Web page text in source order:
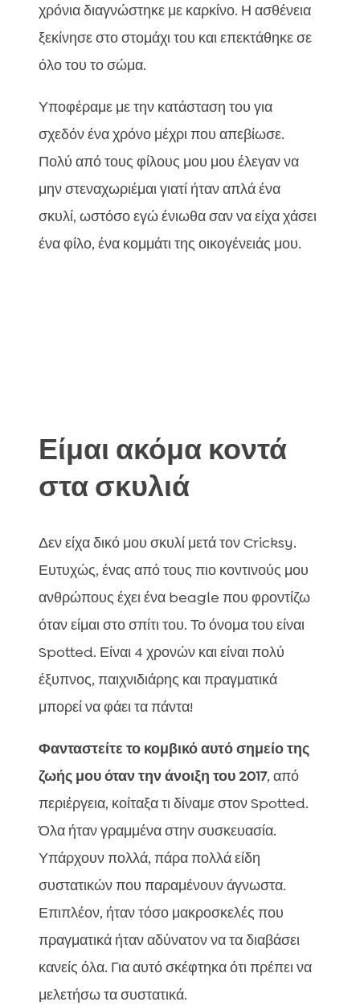
χρόνια διαγνώστηκε με καρκίνο. Η ασθένεια
ξεκίνησε στο στομάχι του και επεκτάθηκε σε
όλο του το σώμα.
Υποφέραμε με την κατάσταση του για
σχεδόν ένα χρόνο μέχρι που απεβίωσε.
Πολύ από τους φίλους μου μου έλεγαν να
μην στεναχωριέμαι γιατί ήταν απλά ένα
σκυλί, ωστόσο εγώ ένιωθα σαν να είχα χάσει
ένα φίλο, ένα κομμάτι της οικογένειάς μου.
Είμαι ακόμα κοντά
στα σκυλιά
Δεν είχα δικό μου σκυλί μετά τον Cricksy.
Ευτυχώς, ένας από τους πιο κοντινούς μου
ανθρώπους έχει ένα beagle που φροντίζω
όταν είμαι στο σπίτι του. Το όνομα του είναι
Spotted. Είναι 4 χρονών και είναι πολύ
έξυπνος, παιχνιδιάρης και πραγματικά
μπορεί να φάει τα πάντα!
Φανταστείτε το κομβικό αυτό σημείο της
ζωής μου όταν την άνοιξη του 2017, από
περιέργεια, κοίταξα τι δίναμε στον Spotted.
Όλα ήταν γραμμένα στην συσκευασία.
Υπάρχουν πολλά, πάρα πολλά είδη
συστατικών που παραμένουν άγνωστα.
Επιπλέον, ήταν τόσο μακροσκελές που
πραγματικά ήταν αδύνατον να τα διαβάσει
κανείς όλα. Για αυτό σκέφτηκα ότι πρέπει να
μελετήσω τα συστατικά.